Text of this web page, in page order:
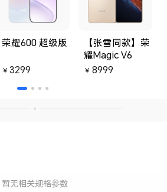
荣耀600 超级版
￥ 3299
【张雪同款】荣
耀Magic V6
￥ 8999
暂无相关规格参数